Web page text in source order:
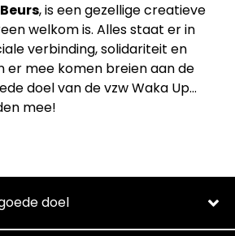
, is een gezellige creatieve
welkom is. Alles staat er in
verbinding, solidariteit en
er mee komen breien aan de
doel van de vzw Waka Up…
mee!
doel